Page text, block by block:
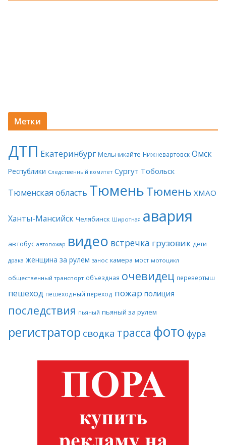
Метки
ДТП Екатеринбург Мельникайте Нижневартовск Омск
Республики Следственный комитет Сургут Тобольск
Тюменская область ТюменьТюмень ХМАО
Ханты-Мансийск Челябинск Широтная авария
автобус автопожар видео встречка грузовик дети
драка женщина за рулем занос камера мост мотоцикл
общественный транспорт объездная очевидец перевертыш
пешеход пешеходный переход пожар полиция
последствия пьяный пьяный за рулем
регистратор сводка трасса фото фура